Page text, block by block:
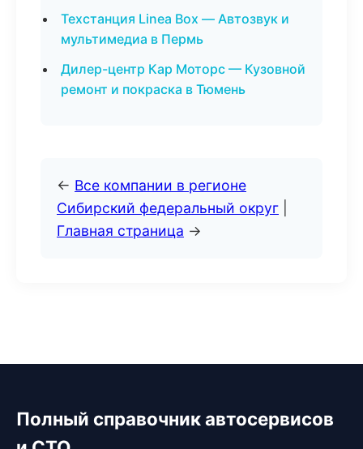
Техстанция Linea Box — Автозвук и
мультимедиа в Пермь
Дилер-центр Кар Моторс — Кузовной
ремонт и покраска в Тюмень
← Все компании в регионе
Сибирский федеральный округ
Главная страница →
Полный справочник автосервисов